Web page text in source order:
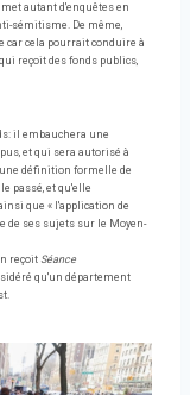
autant d'enquêtes en
sémitisme. De même,
car cela pourrait conduire à
reçoit des fonds publics,
il embauchera une
et qui sera autorisé à
définition formelle de
passé, et qu'elle
que « l'application de
de ses sujets sur le Moyen-
reçoit Séance
qu'un département